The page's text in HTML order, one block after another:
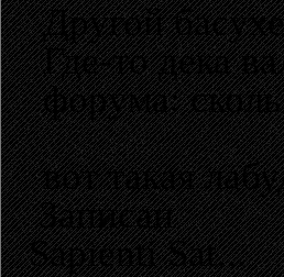
Другой
Где-то дека
форума:
вот такая
Записан
Sapienti Sat...